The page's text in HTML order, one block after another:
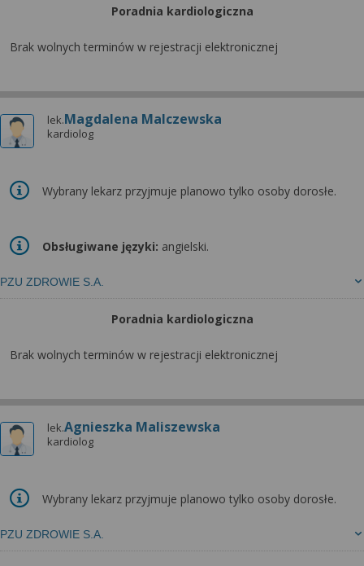
Poradnia kardiologiczna
Brak wolnych terminów w rejestracji elektronicznej
lek.Magdalena Malczewska
kardiolog
PZU ZDROWIE S.A.
Wybrany lekarz przyjmuje planowo tylko osoby dorosłe.
Obsługiwane języki: angielski.
Poradnia kardiologiczna
Brak wolnych terminów w rejestracji elektronicznej
lek.Agnieszka Maliszewska
kardiolog
PZU ZDROWIE S.A.
Wybrany lekarz przyjmuje planowo tylko osoby dorosłe.